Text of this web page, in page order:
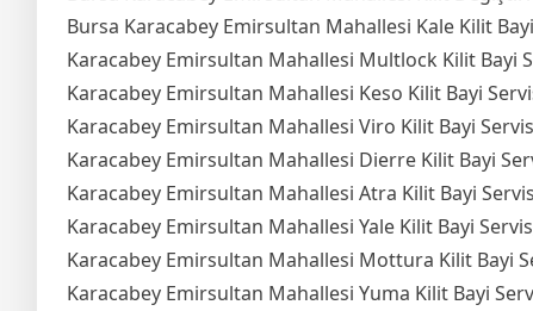
Bursa Karacabey Emirsultan Mahallesi Kale Kilit
Karacabey Emirsultan Mahallesi Multlock Kilit Bayi
Karacabey Emirsultan Mahallesi Keso Kilit Bayi
Karacabey Emirsultan Mahallesi Viro Kilit Bayi
Karacabey Emirsultan Mahallesi Dierre Kilit Bayi
Karacabey Emirsultan Mahallesi Atra Kilit Bayi
Karacabey Emirsultan Mahallesi Yale Kilit Bayi
Karacabey Emirsultan Mahallesi Mottura Kilit Bayi
Karacabey Emirsultan Mahallesi Yuma Kilit Bayi